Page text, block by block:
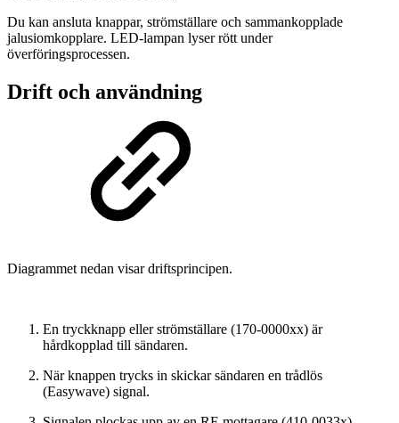
Du kan ansluta knappar, strömställare och sammankopplade
jalusiomkopplare. LED-lampan lyser rött under
överföringsprocessen.
Drift och användning
Diagrammet nedan visar driftsprincipen.
En tryckknapp eller strömställare (170-0000xx) är
hårdkopplad till sändaren.
När knappen trycks in skickar sändaren en trådlös
(Easywave) signal.